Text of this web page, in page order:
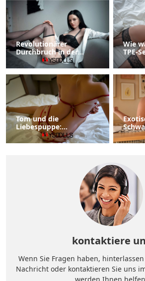
Revolutionärer
Durchbruch in der
Puppentechnologie
verbessert die
Benutzererfahrung
Wie
TPE-
Tom und die
Liebespuppe:
Erkundung der Grenzen
moderner Einsamkeit
kontaktiere
Wenn Sie Fragen haben,
Nachricht oder kontaktieren Sie uns